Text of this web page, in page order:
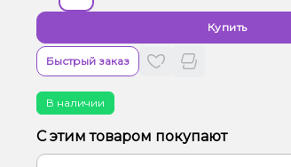
Купить
Быстрый заказ
В наличии
С этим товаром покупают